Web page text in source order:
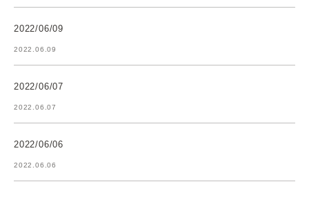
2022/06/09
2022.06.09
2022/06/07
2022.06.07
2022/06/06
2022.06.06